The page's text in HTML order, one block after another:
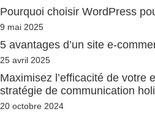
Pourquoi choisir WordPress
9 mai 2025
5 avantages d’un site e-
25 avril 2025
Maximisez l’efficacité de votre
stratégie de communication
20 octobre 2024